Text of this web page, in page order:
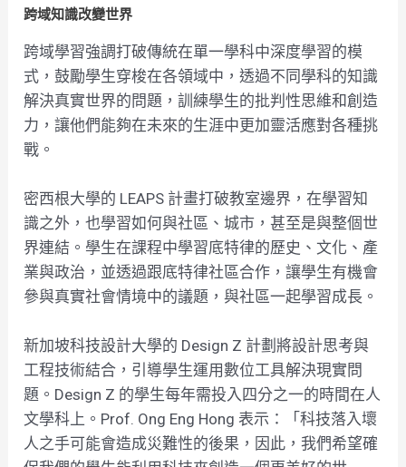
跨域知識改變世界
跨域學習強調打破傳統在單一學科中深度學習的模
式，鼓勵學生穿梭在各領域中，透過不同學科的知識
解決真實世界的問題，訓練學生的批判性思維和創造
力，讓他們能夠在未來的生涯中更加靈活應對各種挑
戰。
密西根大學的 LEAPS 計畫打破教室邊界，在學習知
識之外，也學習如何與社區、城市，甚至是與整個世
界連結。學生在課程中學習底特律的歷史、文化、產
業與政治，並透過跟底特律社區合作，讓學生有機會
參與真實社會情境中的議題，與社區一起學習成長。
新加坡科技設計大學的 Design Z 計劃將設計思考與
工程技術結合，引導學生運用數位工具解決現實問
題。Design Z 的學生每年需投入四分之一的時間在人
文學科上。Prof. Ong Eng Hong 表示：「科技落入壞
人之手可能會造成災難性的後果，因此，我們希望確